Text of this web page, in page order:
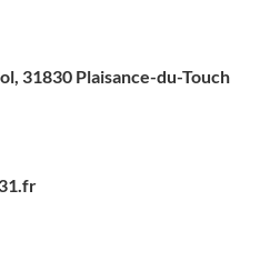
31830 Plaisance-du-Touch